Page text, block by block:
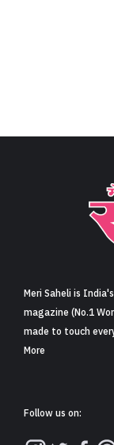
Meri Saheli is
magazine (No.1
made to touch
More
Follow us on: